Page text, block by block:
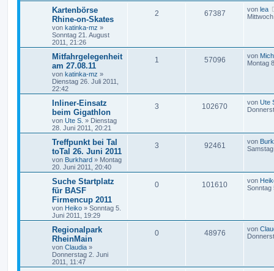
Kartenbörse
Rhine-on-Skates
von katinka-mz »
Sonntag 21. August
2011, 21:26
2 67387 von lea
Mitfahrgelegenheit
am 27.08.11
von katinka-mz »
Dienstag 26. Juli 2011,
22:42
1 57096 von
Montag
Inliner-Einsatz
beim Gigathlon
von Ute S. » Dienstag
28. Juni 2011, 20:21
3 102670 von Ute
Treffpunkt bei Tal
toTal 26. Juni 2011
von Burkhard » Montag
20. Juni 2011, 20:40
3 92461 von
Suche Startplatz
für BASF
Firmencup 2011
von Heiko » Sonntag 5.
Juni 2011, 19:29
0 101610 von
Sonntag
Regionalpark
RheinMain
von Claudia »
Donnerstag 2. Juni
2011, 11:47
0 48976 von